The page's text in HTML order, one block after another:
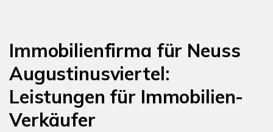
Immobilienfirma für Neuss
Augustinusviertel:
Leistungen für Immobilien-
Verkäufer